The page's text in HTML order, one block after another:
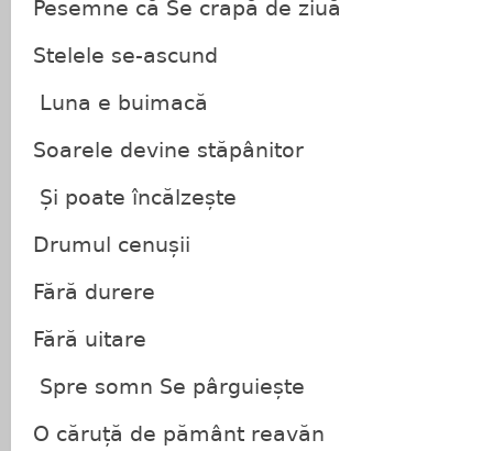
Pesemne că Se crapă de ziuă
Stelele se-ascund
Luna e buimacă
Soarele devine stăpânitor
Și poate încălzește
Drumul cenușii
Fără durere
Fără uitare
Spre somn Se pârguiește
O căruță de pământ reavăn